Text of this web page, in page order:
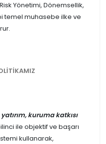
Yönetimi, Dönemsellik,
temel muhasebe ilke ve
kuruma katkısı
ile objektif ve başarı
kullanarak,